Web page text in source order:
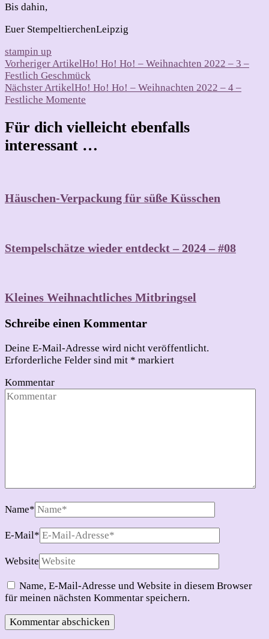
Bis dahin,
Euer StempeltierchenLeipzig
stampin up
Beitragsnavigation
Vorheriger ArtikelHo! Ho! Ho! – Weihnachten 2022 – 3 –
Festlich Geschmück
Nächster ArtikelHo! Ho! Ho! – Weihnachten 2022 – 4 –
Festliche Momente
Für dich vielleicht ebenfalls
interessant …
Häuschen-Verpackung für süße Küsschen
Stempelschätze wieder entdeckt – 2024 – #08
Kleines Weihnachtliches Mitbringsel
Schreibe einen Kommentar
Deine E-Mail-Adresse wird nicht veröffentlicht.
Erforderliche Felder sind mit * markiert
Kommentar
Name*
E-Mail*
Website
Name, E-Mail-Adresse und Website in diesem Browser
für meinen nächsten Kommentar speichern.